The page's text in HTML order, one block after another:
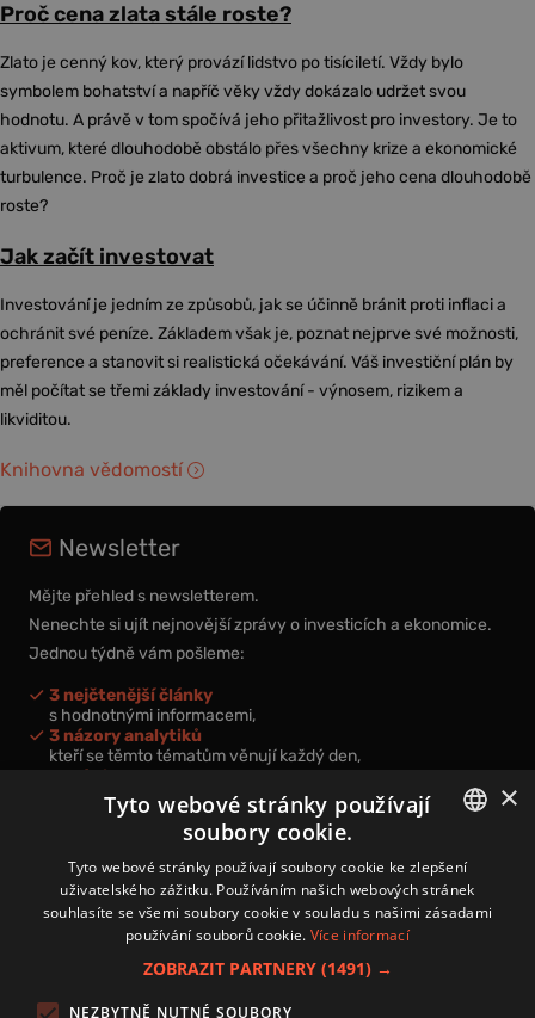
Proč cena zlata stále roste?
Zlato je cenný kov, který provází lidstvo po tisíciletí. Vždy bylo
symbolem bohatství a napříč věky vždy dokázalo udržet svou
hodnotu. A právě v tom spočívá jeho přitažlivost pro investory. Je to
aktivum, které dlouhodobě obstálo přes všechny krize a ekonomické
turbulence. Proč je zlato dobrá investice a proč jeho cena dlouhodobě
roste?
Jak začít investovat
Investování je jedním ze způsobů, jak se účinně bránit proti inflaci a
ochránit své peníze. Základem však je, poznat nejprve své možnosti,
preference a stanovit si realistická očekávání. Váš investiční plán by
měl počítat se třemi základy investování - výnosem, rizikem a
likviditou.
Knihovna vědomostí
Newsletter
Mějte přehled s newsletterem.
Nenechte si ujít nejnovější zprávy o investicích a ekonomice.
Jednou týdně vám pošleme:
3 nejčtenější články
s hodnotnými informacemi,
3 názory analytiků
kteří se těmto tématům věnují každý den,
nová videa a podcasty
k prohloubení vašich znalostí.
Přihlášením k newsletteru vyjadřujete svůj souhlas spodmínkami
zpracování osobních údajů.
Zásady používání souborů cookies
CZECH
×
Tyto webové stránky používají
soubory cookie.
Tyto webové stránky používají soubory cookie ke zlepšení
uživatelského zážitku. Používáním našich webových stránek
souhlasíte se všemi soubory cookie v souladu s našimi zásadami
používání souborů cookie. Více informací
ZOBRAZIT PARTNERY (1491) →
NEZBYTNĚ NUTNÉ SOUBORY